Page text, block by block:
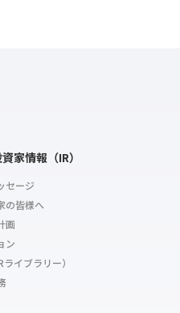
家情報（IR）
セージ
の皆様へ
画
ン
イブラリー）